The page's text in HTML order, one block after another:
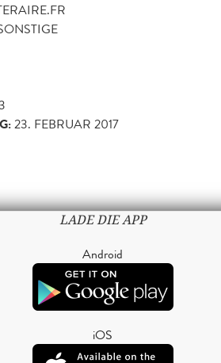
23. FEBRUAR 2017
LADE DIE APP
Android
iOS